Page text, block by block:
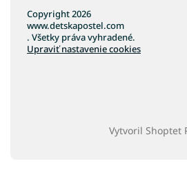
Vytvoril Shoptet
Copyright 2026
www.detskapostel.com
. Všetky práva vyhradené.
Upraviť nastavenie cookies